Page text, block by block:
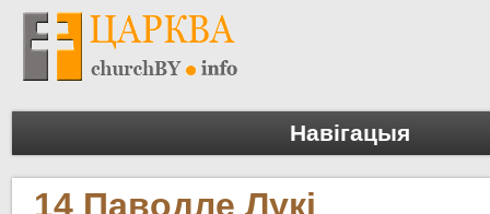
Навігацыя
14 Паводле Лукі